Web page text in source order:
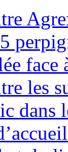
face
les
dans